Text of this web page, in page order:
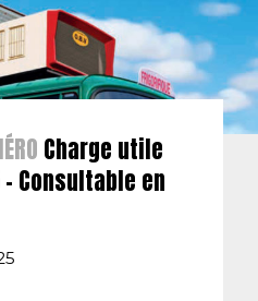
Charge utile
Consultable en